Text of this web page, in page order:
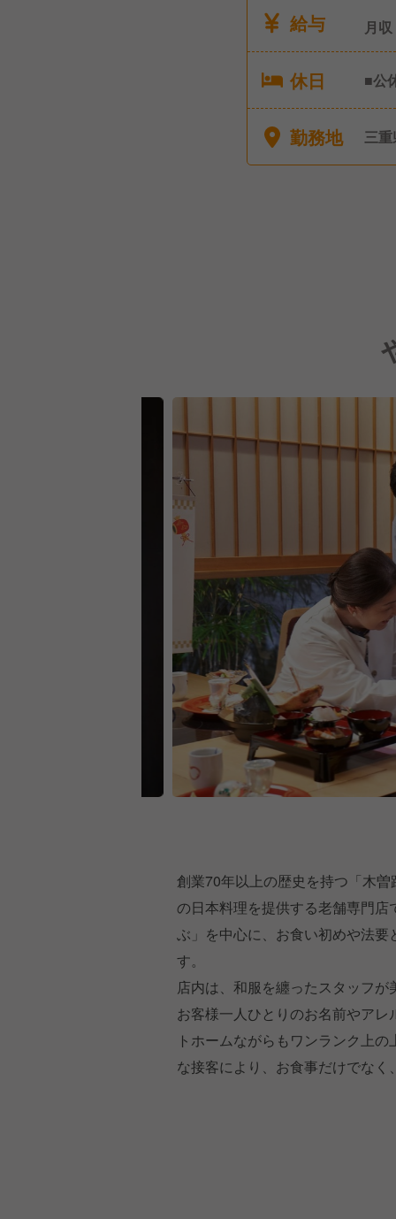
給与
月収
休日
■公
勤務地 三
創業70年以上の歴史を持つ「木
の日本料理を提供する老舗専門
ぶ」を中心に、お食い初めや法
す。
店内は、和服を纏ったスタッフ
お客様一人ひとりのお名前やア
トホームながらもワンランク上
な接客により、お食事だけでな